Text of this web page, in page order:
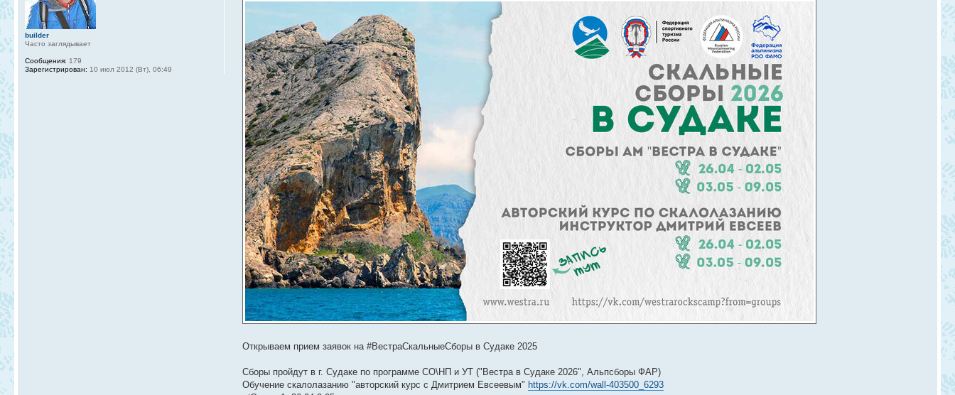
Открываем прием заявок на #ВестраСкальныеСборы в Судаке 2025
Сборы пройдут в г. Судаке по программе СО\НП и УТ ("Вестра в Судаке 2026", Альпсборы ФАР)
Обучение скалолазанию "авторский курс с Дмитрием Евсеевым" https://vk.com/wall-403500_6293
builder
Часто заглядывает
Сообщения: 179
Зарегистрирован: 10 июл 2012 (Вт), 06:49